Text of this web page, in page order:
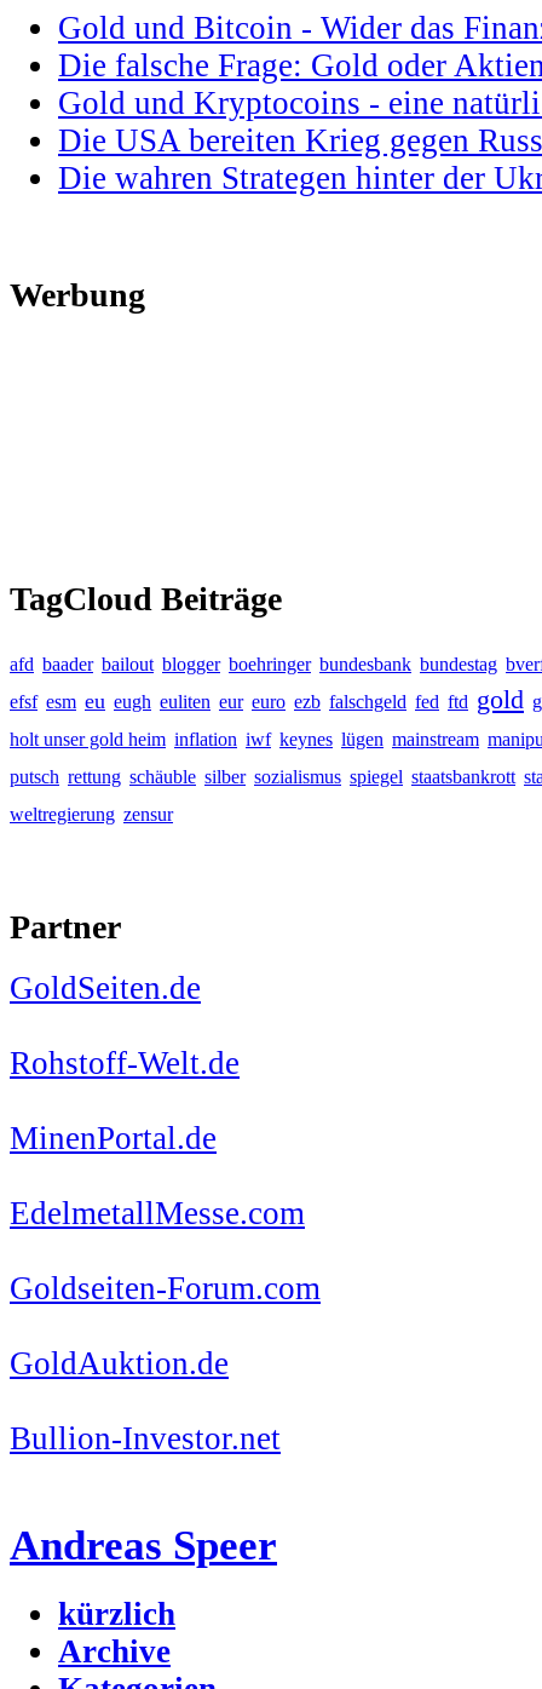
Gold und Bitcoin - Wider das
Die falsche Frage: Gold oder
Gold und Kryptocoins - eine
Die USA bereiten Krieg gegen
Die wahren Strategen hinter der
Werbung
TagCloud Beiträge
afd baader bailout blogger boehringer bundesbank bundestag
efsf esm eu eugh euliten eur euro ezb falschgeld fed ftd gold
holt unser gold heim inflation iwf keynes lügen mainstream
putsch rettung schäuble silber sozialismus spiegel staatsbankrott
weltregierung zensur
Partner
GoldSeiten.de
Rohstoff-Welt.de
MinenPortal.de
EdelmetallMesse.com
Goldseiten-Forum.com
GoldAuktion.de
Bullion-Investor.net
Andreas Speer
kürzlich
Archive